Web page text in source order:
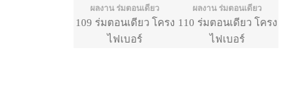
ผลงาน ร่มตอนเดียว
109 ร่มตอนเดียว โครง
ไฟเบอร์
ผลงาน ร่มตอนเดียว
110 ร่มตอนเดียว โครง
ไฟเบอร์